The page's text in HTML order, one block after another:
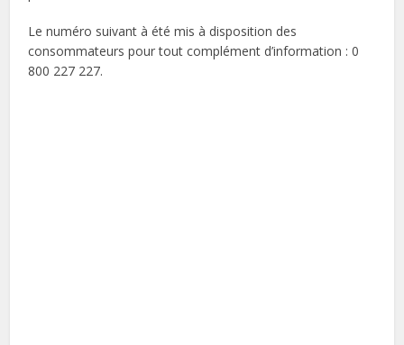
Le numéro suivant à été mis à disposition des
consommateurs pour tout complément d’information : 0
800 227 227.